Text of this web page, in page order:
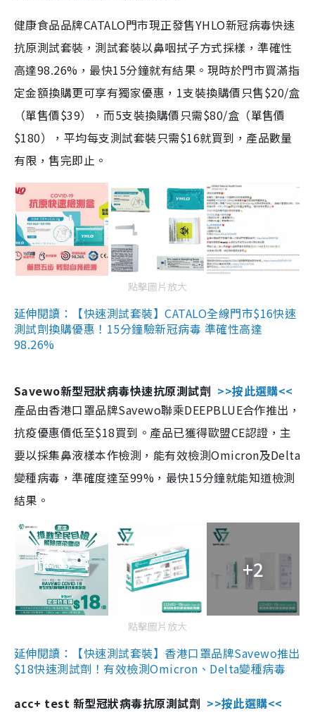
健康食品品牌CATALO門市現正發售YHLO新冠病毒快速
抗原測試套裝，測試套裝以鼻咽拭子方式採樣，準確性
高達98.26%，最快15分鐘就有結果。現時於門市買滿指
定金額換購更可享有獨家優惠，1支裝換購價只售$20/盒
（單售價$39），而5支裝換購價只需$80/盒（單售價
$180），平均每支測試套裝只需$16就買到，產品數量
有限，售完即止。
點擊圖片放大
延伸閱讀：【快速測試套裝】CATALO全線門市$16快速
測試劑換購優惠！15分鐘驗新冠病毒 準確性高達
98.26%
Savewo新型冠狀病毒快速抗原測試劑 >>按此選購<<
產品由香港口罩品牌Savewo聯乘DEEPBLUE合作推出，
抗疫優惠價低至$18買到。產品已獲得歐盟CE認證，主
要以採集鼻液樣本作檢測，能有效檢測Omicron及Delta
變種病毒，準確度達至99%，最快15分鐘就能知道檢測
結果。
+2
點擊圖片放大
延伸閱讀：【快速測試套裝】香港口罩品牌Savewo推出
$18快速測試劑！有效檢測Omicron、Delta變種病毒
acc+ test 新型冠狀病毒抗原測試劑 >>按此選購<<